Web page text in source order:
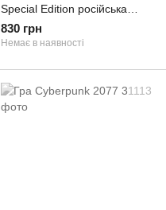
Special Edition російська
версія (PS4)
830 грн
Немає в наявності